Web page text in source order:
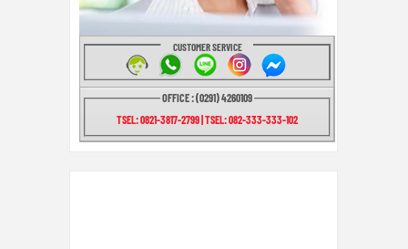
CUSTOMER SERVICE
OFFICE : (0291) 4260109
TSEL: 0821-3817-2799 | TSEL: 082-333-333-102